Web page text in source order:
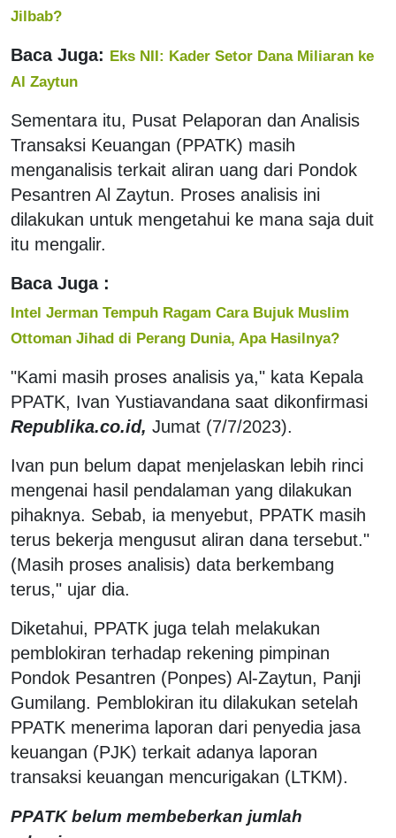
Jilbab?
Baca Juga: Eks NII: Kader Setor Dana Miliaran ke
Al Zaytun
Sementara itu, Pusat Pelaporan dan Analisis
Transaksi Keuangan (PPATK) masih
menganalisis terkait aliran uang dari Pondok
Pesantren Al Zaytun. Proses analisis ini
dilakukan untuk mengetahui ke mana saja duit
itu mengalir.
Baca Juga :
Intel Jerman Tempuh Ragam Cara Bujuk Muslim
Ottoman Jihad di Perang Dunia, Apa Hasilnya?
"Kami masih proses analisis ya," kata Kepala
PPATK, Ivan Yustiavandana saat dikonfirmasi
Republika.co.id, Jumat (7/7/2023).
Ivan pun belum dapat menjelaskan lebih rinci
mengenai hasil pendalaman yang dilakukan
pihaknya. Sebab, ia menyebut, PPATK masih
terus bekerja mengusut aliran dana tersebut."
(Masih proses analisis) data berkembang
terus," ujar dia.
Diketahui, PPATK juga telah melakukan
pemblokiran terhadap rekening pimpinan
Pondok Pesantren (Ponpes) Al-Zaytun, Panji
Gumilang. Pemblokiran itu dilakukan setelah
PPATK menerima laporan dari penyedia jasa
keuangan (PJK) terkait adanya laporan
transaksi keuangan mencurigakan (LTKM).
PPATK belum membeberkan jumlah